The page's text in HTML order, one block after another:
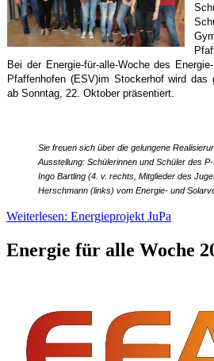
Bei der Energie-für-alle-Woche des
Pfaffenhofen (ESV)im Stockerhof wird das
ab Sonntag, 22. Oktober präsentiert.
Sie freuen sich über die gelungene
Ausstellung: Schülerinnen und Schüler des
Ingo Bartling (4. v. rechts, Mitglieder des
Herschmann (links) vom Energie- und
Weiterlesen: Energieprojekt JuPa
Energie für alle Woche